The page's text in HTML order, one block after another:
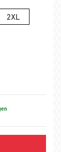
2XL